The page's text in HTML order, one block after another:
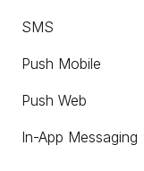
SMS
Push Mobile
Push Web
In-App Messaging